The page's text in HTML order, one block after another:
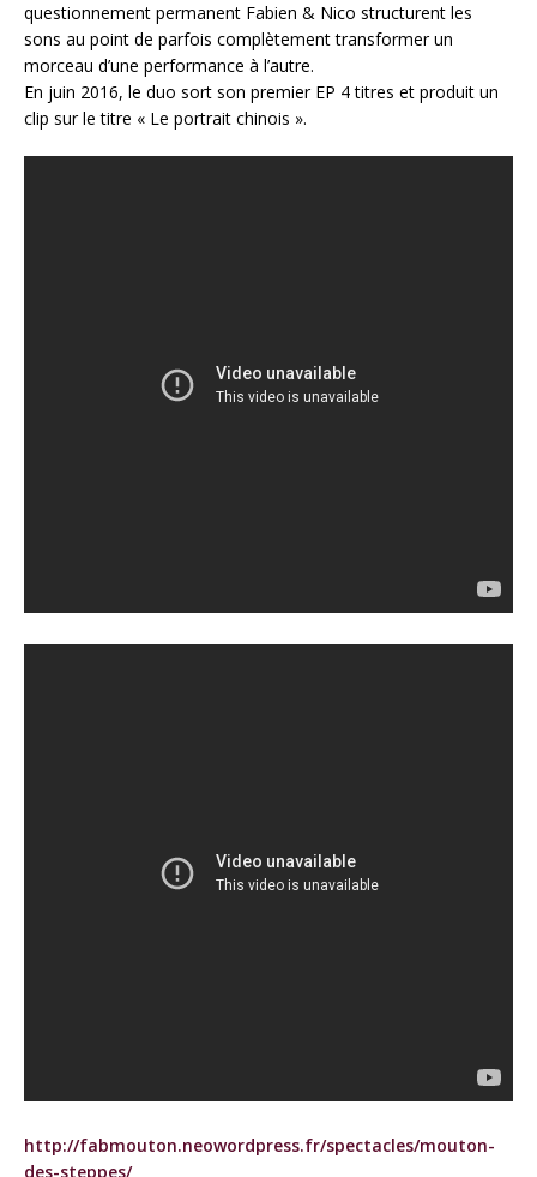
questionnement permanent Fabien & Nico structurent les
sons au point de parfois complètement transformer un
morceau d’une performance à l’autre.
En juin 2016, le duo sort son premier EP 4 titres et produit un
clip sur le titre « Le portrait chinois ».
http://fabmouton.neowordpress.fr/spectacles/mouton-
des-steppes/